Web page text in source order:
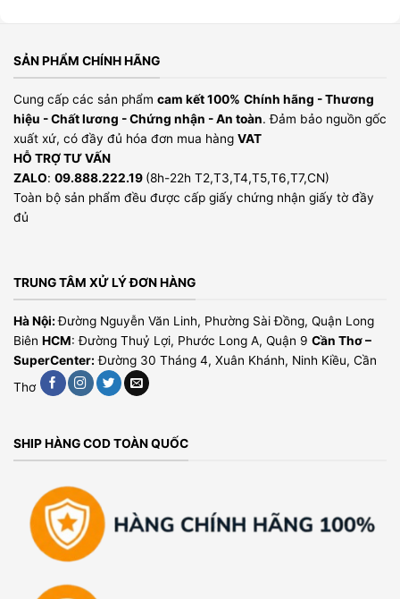
SẢN PHẨM CHÍNH HÃNG
Cung cấp các sản phẩm cam kết 100% Chính hãng - Thương
hiệu - Chất lương - Chứng nhận - An toàn. Đảm bảo nguồn gốc
xuất xứ, có đầy đủ hóa đơn mua hàng VAT
HỖ TRỢ TƯ VẤN
ZALO: 09.888.222.19 (8h-22h T2,T3,T4,T5,T6,T7,CN)
Toàn bộ sản phẩm đều được cấp giấy chứng nhận giấy tờ đầy
đủ
TRUNG TÂM XỬ LÝ ĐƠN HÀNG
Hà Nội:Đường Nguyễn Văn Linh, Phường Sài Đồng, Quận Long
Biên HCM: Đường Thuỷ Lợi, Phước Long A, Quận 9 Cần Thơ –
SuperCenter: Đường 30 Tháng 4, Xuân Khánh, Ninh Kiều, Cần
Thơ
SHIP HÀNG COD TOÀN QUỐC